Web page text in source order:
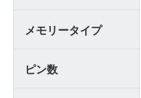
メモリータイプ
ピン数